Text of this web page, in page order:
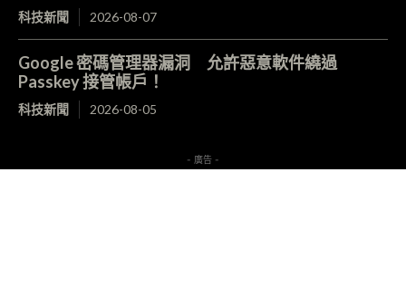
科技新聞 2026-08-07
Google 密碼管理器漏洞 允許惡意軟件繞過
Passkey 接管帳戶！
科技新聞 2026-08-05
- 廣告 -